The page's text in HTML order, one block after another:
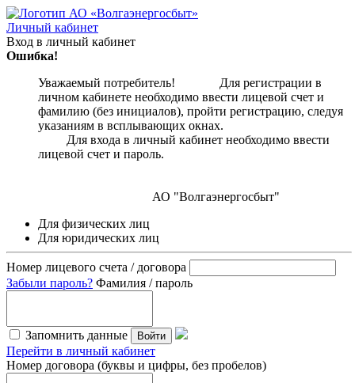
Личный кабинет
Вход в личный кабинет
Ошибка!
Уважаемый потребитель! Для регистрации в
личном кабинете необходимо ввести лицевой счет и
фамилию (без инициалов), пройти регистрацию, следуя
указаниям в всплывающих окнах.
Для входа в личный кабинет необходимо ввести
лицевой счет и пароль.
АО "Волгаэнергосбыт"
Для физических лиц
Для юридических лиц
Номер лицевого счета / договора
Забыли пароль? Фамилия / пароль
Запомнить данные Войти
Перейти в личный кабинет
Номер договора (буквы и цифры, без пробелов)